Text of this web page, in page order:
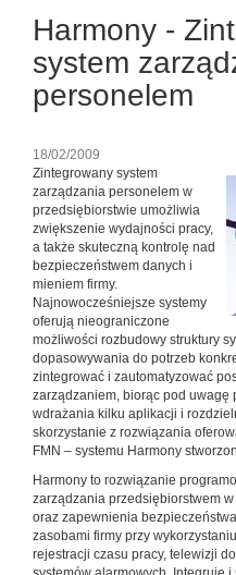
Harmony -
system
personelem
18/02/2009
Zintegrowany system
zarządzania personelem w
przedsiębiorstwie umożliwia
zwiększenie wydajności pracy,
a także skuteczną kontrolę nad
bezpieczeństwem danych i
mieniem firmy.
Najnowocześniejsze systemy
oferują nieograniczone
możliwości rozbudowy struktury
dopasowywania do potrzeb
zintegrować i zautomatyzować
zarządzaniem, biorąc pod uwagę
wdrażania kilku aplikacji i
skorzystanie z rozwiązania
FMN – systemu Harmony
Harmony to rozwiązanie
zarządzania przedsiębiorstwem
oraz zapewnienia
zasobami firmy przy
rejestracji czasu pracy, telewizji